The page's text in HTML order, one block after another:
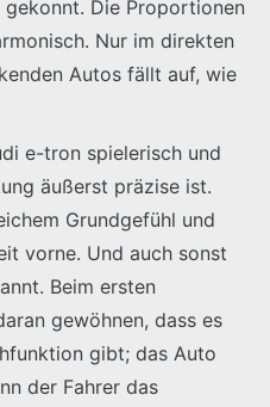
gekonnt. Die Proportionen
Nur im direkten
Autos fällt auf, wie
e-tron spielerisch und
äußerst präzise ist.
Grundgefühl und
vorne. Und auch sonst
Beim ersten
gewöhnen, dass es
gibt; das Auto
der Fahrer das